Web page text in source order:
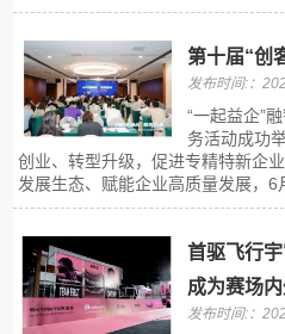
第十届“创
发布时间:：
“一起益企”
务活动成功
创业、转型升级，促进专精特新企
发展生态、赋能企业高质量发展，6
首驱飞行
成为赛场
发布时间:：